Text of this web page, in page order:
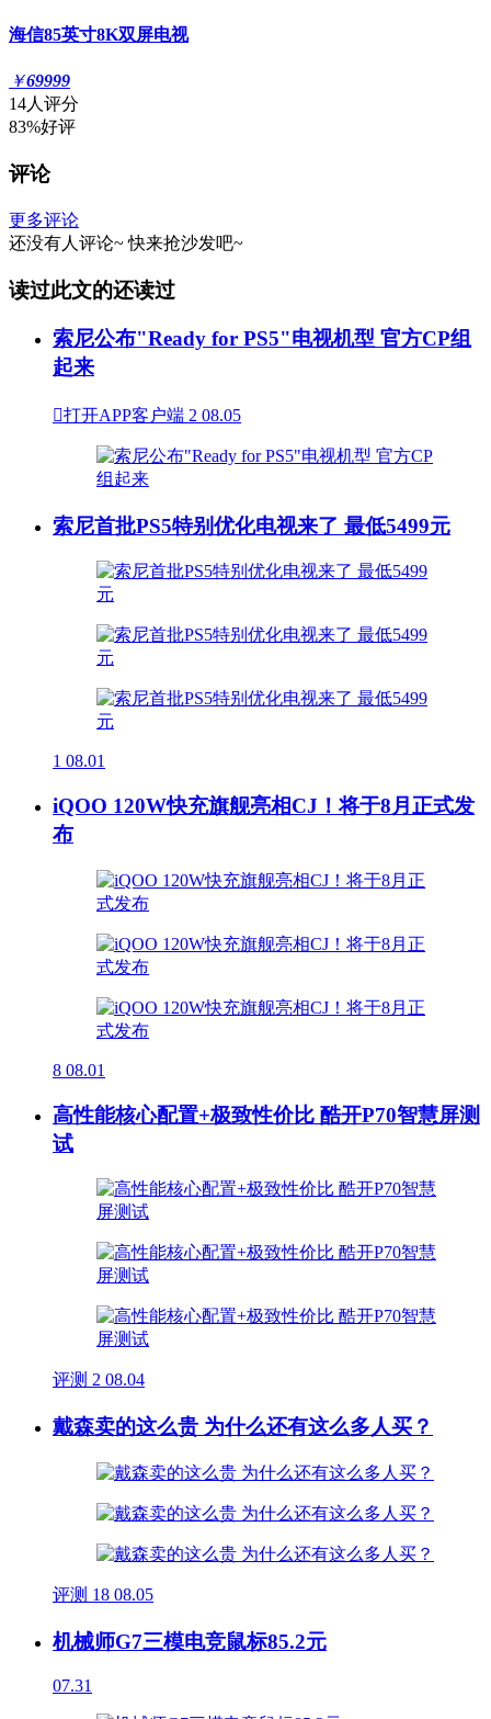
海信85英寸8K双屏电视
￥69999
14人评分
83%好评
评论
更多评论
还没有人评论~ 快来抢沙发吧~
读过此文的还读过
索尼公布"Ready for PS5"电视机型 官方CP组
起来
打开APP客户端 2 08.05
索尼首批PS5特别优化电视来了 最低5499元
1 08.01
iQOO 120W快充旗舰亮相CJ！将于8月正式发
布
8 08.01
高性能核心配置+极致性价比 酷开P70智慧屏测
试
评测 2 08.04
戴森卖的这么贵 为什么还有这么多人买？
评测 18 08.05
机械师G7三模电竞鼠标85.2元
07.31